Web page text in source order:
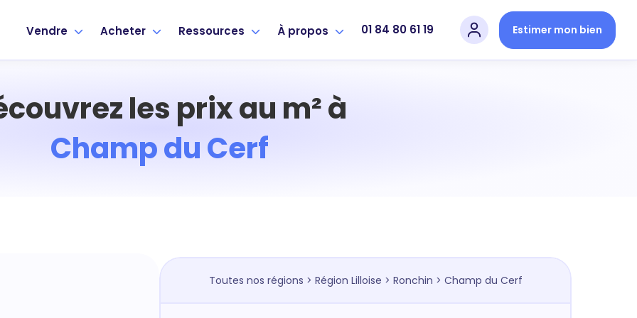
Vendre Acheter Ressources À propos 01 84 80 61 19 Estimer mon bien
les prix au m² à
Champ du Cerf
Toutes nos régions > Région Lilloise > Ronchin > Champ du Cerf